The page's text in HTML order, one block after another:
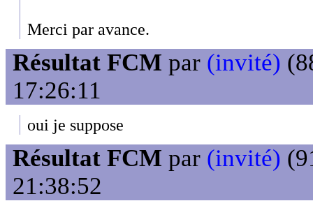
Merci par avance.
Résultat FCM par (invité)
17:26:11
oui je suppose
Résultat FCM par (invité)
21:38:52